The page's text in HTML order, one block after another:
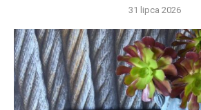
31 lipca 2026